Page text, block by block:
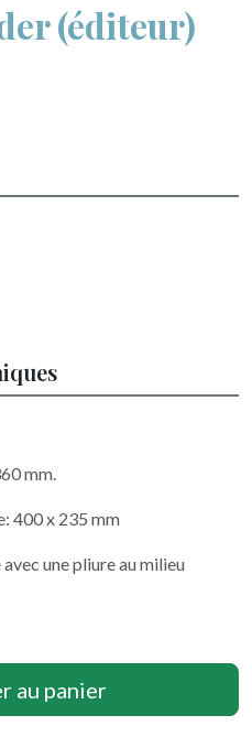
(éditeur)
mm.
400 x 235 mm
une pliure au milieu
au panier